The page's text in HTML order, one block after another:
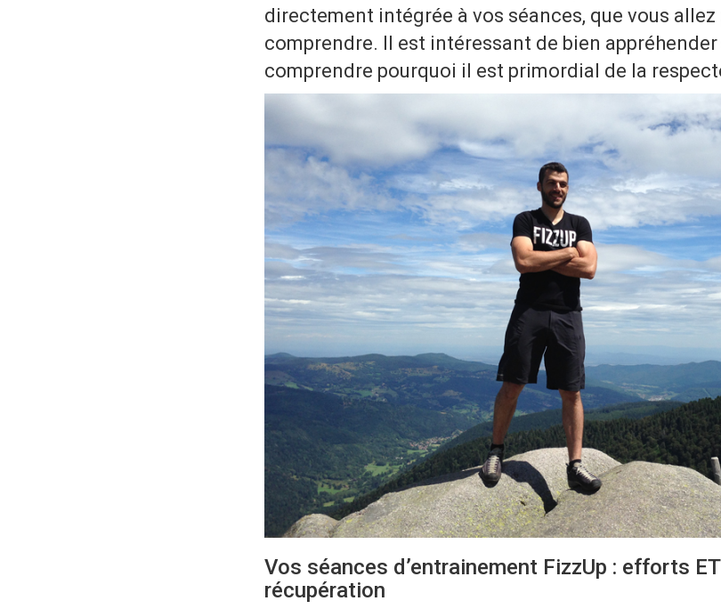
directement intégrée à vos séances, que vous
comprendre. Il est intéressant de bien
comprendre pourquoi il est primordial de la
Vos séances d’entrainement FizzUp : efforts
récupération